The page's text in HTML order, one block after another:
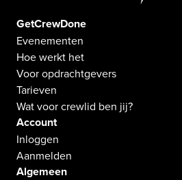
GetCrewDone
Evenementen
Hoe werkt het
Voor opdrachtgevers
Tarieven
Wat voor crewlid ben jij?
Account
Inloggen
Aanmelden
Algemeen